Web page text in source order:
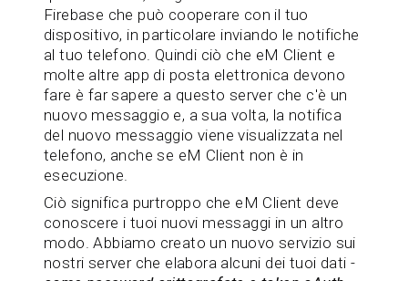
Firebase che può cooperare con il tuo
dispositivo, in particolare inviando le notifiche
al tuo telefono. Quindi ciò che eM Client e
molte altre app di posta elettronica devono
fare è far sapere a questo server che c'è un
nuovo messaggio e, a sua volta, la notifica
del nuovo messaggio viene visualizzata nel
telefono, anche se eM Client non è in
esecuzione.
Ciò significa purtroppo che eM Client deve
conoscere i tuoi nuovi messaggi in un altro
modo. Abbiamo creato un nuovo servizio sui
nostri server che elabora alcuni dei tuoi dati -